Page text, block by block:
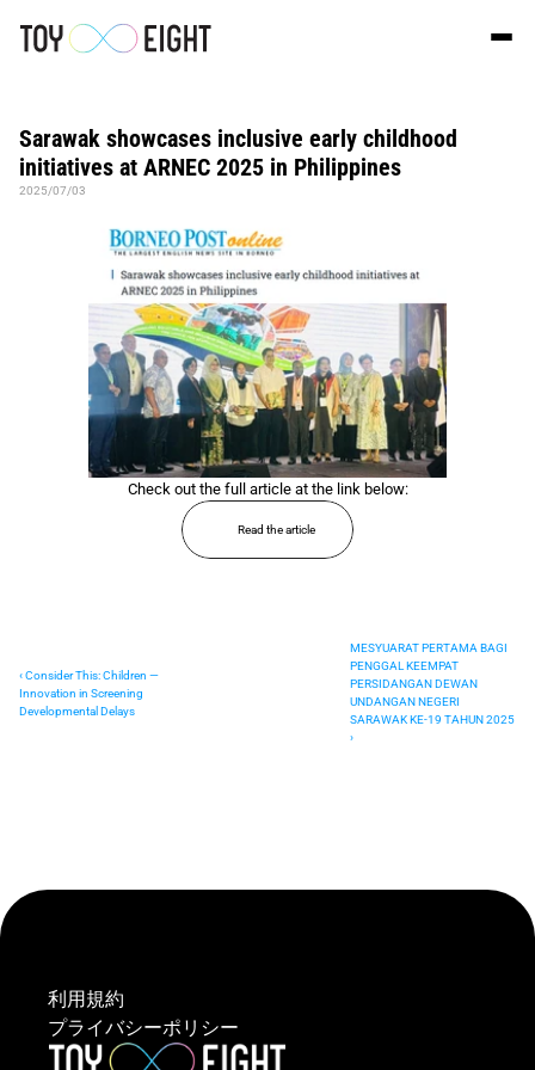
Sarawak showcases inclusive early childhood
initiatives at ARNEC 2025 in Philippines
2025/07/03
Check out the full article at the link below:
Read the article
‹ Consider This: Children —
Innovation in Screening
Developmental Delays
MESYUARAT PERTAMA BAGI
PENGGAL KEEMPAT
PERSIDANGAN DEWAN
UNDANGAN NEGERI
SARAWAK KE-19 TAHUN 2025
›
利用規約
プライバシーポリシー